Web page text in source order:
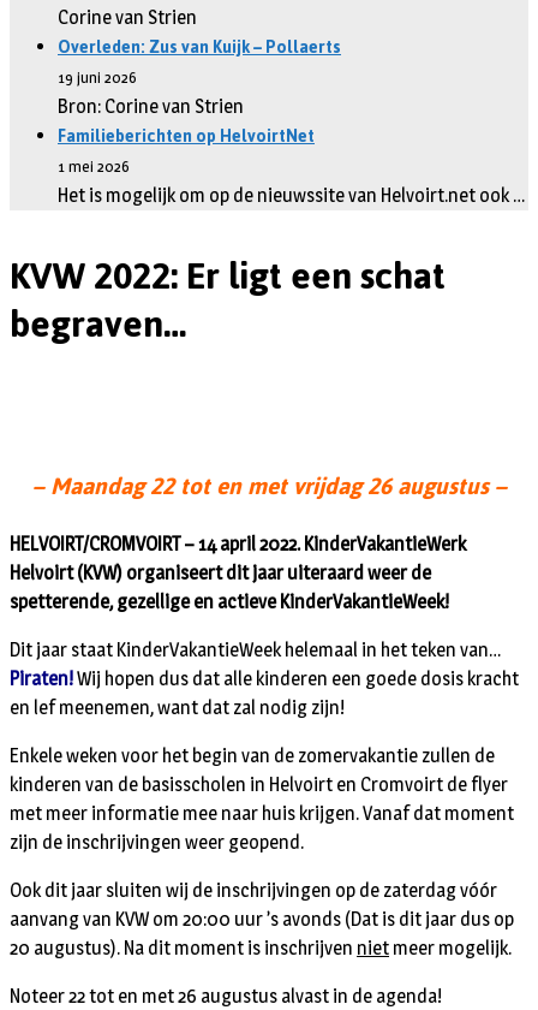
Corine van Strien
Overleden: Zus van Kuijk – Pollaerts
19 juni 2026
Bron: Corine van Strien
Familieberichten op HelvoirtNet
1 mei 2026
Het is mogelijk om op de nieuwssite van Helvoirt.net ook …
KVW 2022: Er ligt een schat
begraven…
– Maandag 22 tot en met vrijdag 26 augustus –
HELVOIRT/CROMVOIRT – 14 april 2022. KinderVakantieWerk
Helvoirt (KVW) organiseert dit jaar uiteraard weer de
spetterende, gezellige en actieve KinderVakantieWeek!
Dit jaar staat KinderVakantieWeek helemaal in het teken van…
Piraten!Wij hopen dus dat alle kinderen een goede dosis kracht
en lef meenemen, want dat zal nodig zijn!
Enkele weken voor het begin van de zomervakantie zullen de
kinderen van de basisscholen in Helvoirt en Cromvoirt de flyer
met meer informatie mee naar huis krijgen. Vanaf dat moment
zijn de inschrijvingen weer geopend.
Ook dit jaar sluiten wij de inschrijvingen op de zaterdag vóór
aanvang van KVW om 20:00 uur ’s avonds (Dat is dit jaar dus op
20 augustus). Na dit moment is inschrijven niet meer mogelijk.
Noteer 22 tot en met 26 augustus alvast in de agenda!